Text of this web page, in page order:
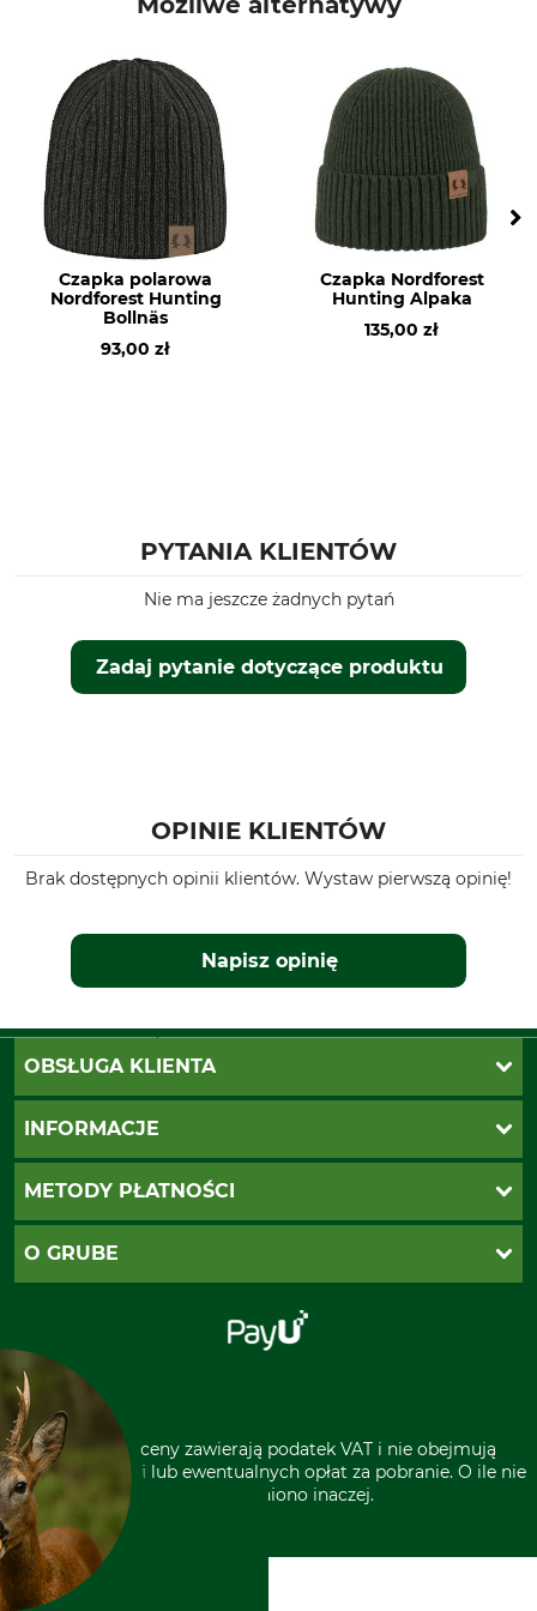
dark olive
Czapka polarowa
Nordforest Hunting
Bollnäs
93,00 zł
Czapka Nordforest
Hunting Alpaka
135,00 zł
PYTANIA KLIENTÓW
Zadaj pytanie dotyczące produktu
Nie ma jeszcze żadnych pytań
OPINIE KLIENTÓW
Brak dostępnych opinii klientów. Wystaw pierwszą opinię!
Napisz opinię
OBSŁUGA KLIENTA
Katalogi Grube
Ustawienia plików cookie
INFORMACJE
Koszty dostawy
Odstąpienie od zamówienia
METODY PŁATNOŚCI
PayU
O GRUBE
Grube w Europie
* Wszystkie ceny zawierają podatek VAT i nie obejmują
kosztów wysyłki lub ewentualnych opłat za pobranie. O ile nie
wyszczególniono inaczej.